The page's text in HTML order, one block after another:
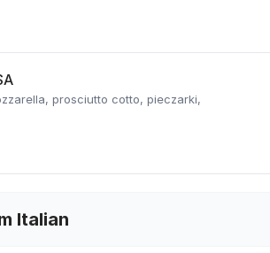
prosciutto cotto, pieczarki,
Italian